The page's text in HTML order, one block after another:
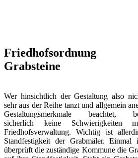
Grabsteine
Wer hinsichtlich der Gestaltung also
sehr aus der Reihe tanzt und allgemein
Gestaltungsmerkmale beachtet,
sicherlich keine Schwierigkeiten
Friedhofsverwaltung. Wichtig ist
Standfestigkeit der Grabmäler. Einmal
überprüft die zuständige Kommune die